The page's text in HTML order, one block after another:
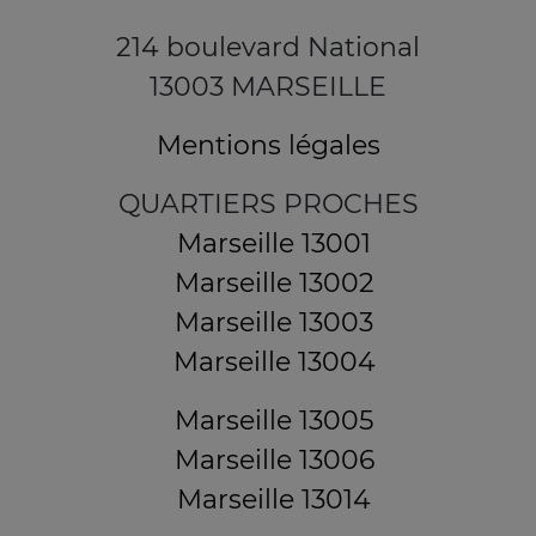
214 boulevard National
13003 MARSEILLE
Mentions légales
QUARTIERS PROCHES
Marseille 13001
Marseille 13002
Marseille 13003
Marseille 13004
Marseille 13005
Marseille 13006
Marseille 13014